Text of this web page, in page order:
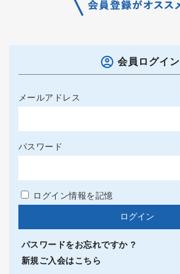
会員ログイン
メールアドレス
パスワード
ログイン情報を記憶
パスワードをお忘れですか ?
新規ご入会はこちら